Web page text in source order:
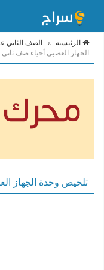
الرئيسية » الصف الثاني
الجهاز العصبي أحياء صف
تلخيص وحدة الجهاز